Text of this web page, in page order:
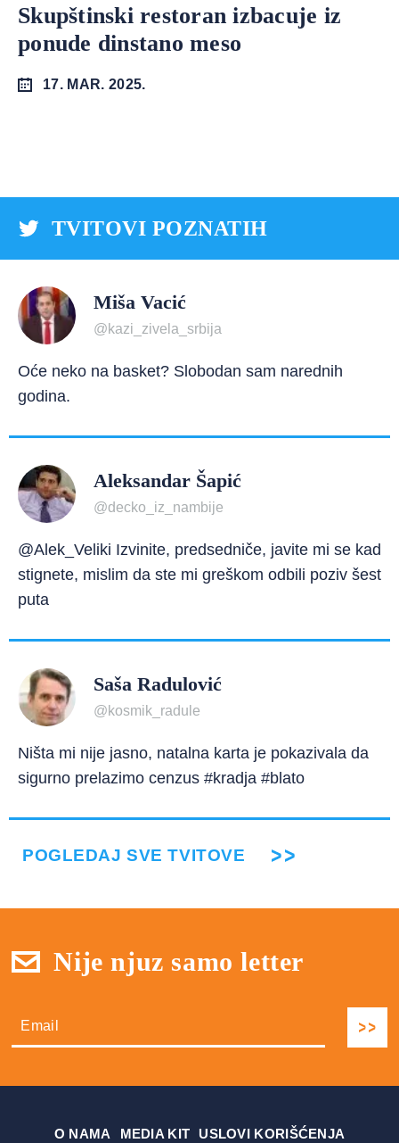
Skupštinski restoran izbacuje iz
ponude dinstano meso
17. MAR. 2025.
TVITOVI POZNATIH
Miša Vacić
@kazi_zivela_srbija
Oće neko na basket? Slobodan sam narednih
godina.
Aleksandar Šapić
@decko_iz_nambije
@Alek_Veliki Izvinite, predsedniče, javite mi se kad
stignete, mislim da ste mi greškom odbili poziv šest
puta
Saša Radulović
@kosmik_radule
Ništa mi nije jasno, natalna karta je pokazivala da
sigurno prelazimo cenzus #kradja #blato
POGLEDAJ SVE TVITOVE
Nije njuz samo letter
О NAMA MEDIA KIT USLOVI KORIŠĆENJA